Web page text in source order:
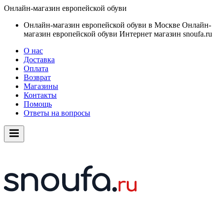
Онлайн-магазин европейской обуви
Онлайн-магазин европейской обуви в Москве Онлайн-
магазин европейской обуви Интернет магазин snoufa.ru
О нас
Доставка
Оплата
Возврат
Магазины
Контакты
Помощь
Ответы на вопросы